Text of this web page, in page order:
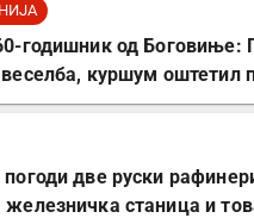
годишник од Боговиње:
куршум оштетил
две руски
железничка станица и